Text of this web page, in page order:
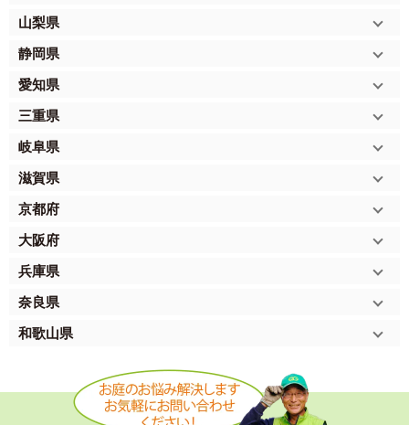
山梨県
静岡県
愛知県
三重県
岐阜県
滋賀県
京都府
大阪府
兵庫県
奈良県
和歌山県